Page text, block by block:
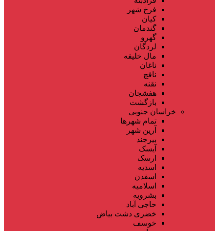
فرخ شهر
کیان
گندمان
گهرو
لردگان
مال خلیفه
ناغان
نافچ
نقنه
هفشجان
بازگشت
خراسان جنوبی
تمام شهر‌ها
آرین شهر
بیرجند
آیسک
ارسک
اسدیه
اسفدن
اسلامیه
بشرویه
حاجی آباد
خضری دشت بیاض
خوسف